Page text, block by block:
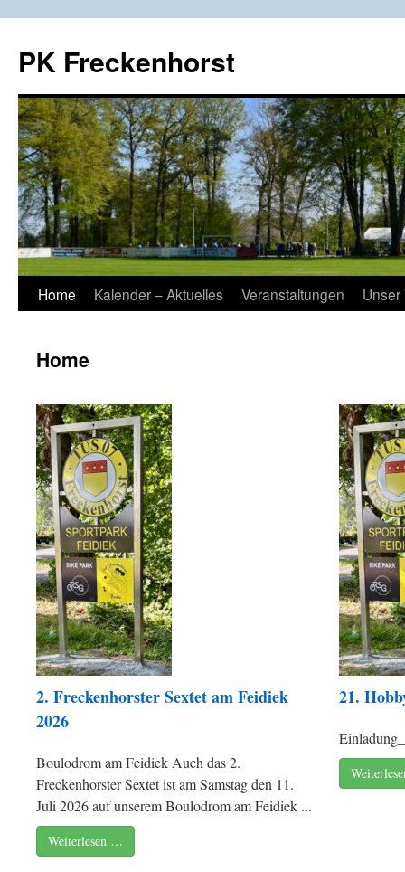
springen
PK Freckenhorst
Home Kalender – Aktuelles Veranstaltungen Unser
Home
2. Freckenhorster Sextet am Feidiek
2026
Boulodrom am Feidiek Auch das 2.
Freckenhorster Sextet ist am Samstag den 11.
Juli 2026 auf unserem Boulodrom am Feidiek ...
Weiterlesen …
21.